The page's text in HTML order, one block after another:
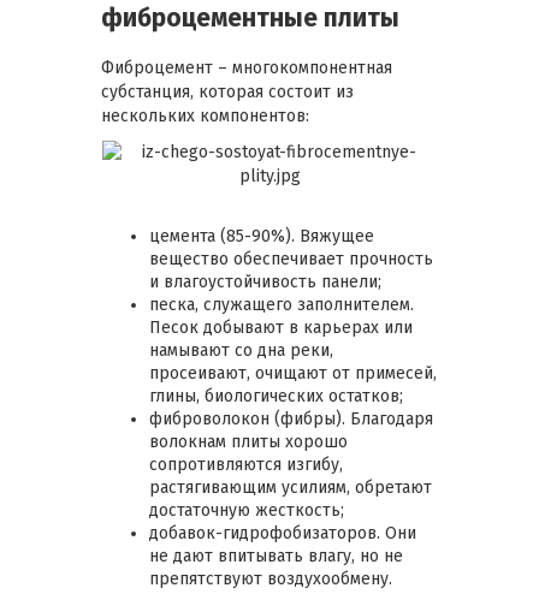
фиброцементные плиты
Фиброцемент – многокомпонентная
субстанция, которая состоит из
нескольких компонентов:
цемента (85-90%). Вяжущее
вещество обеспечивает прочность
и влагоустойчивость панели;
песка, служащего заполнителем.
Песок добывают в карьерах или
намывают со дна реки,
просеивают, очищают от примесей,
глины, биологических остатков;
фиброволокон (фибры). Благодаря
волокнам плиты хорошо
сопротивляются изгибу,
растягивающим усилиям, обретают
достаточную жесткость;
добавок-гидрофобизаторов. Они
не дают впитывать влагу, но не
препятствуют воздухообмену.